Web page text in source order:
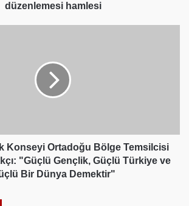
düzenlemesi hamlesi
Konseyi Ortadoğu Bölge Temsilcisi
"Güçlü Gençlik, Güçlü Türkiye ve
Bir Dünya Demektir"